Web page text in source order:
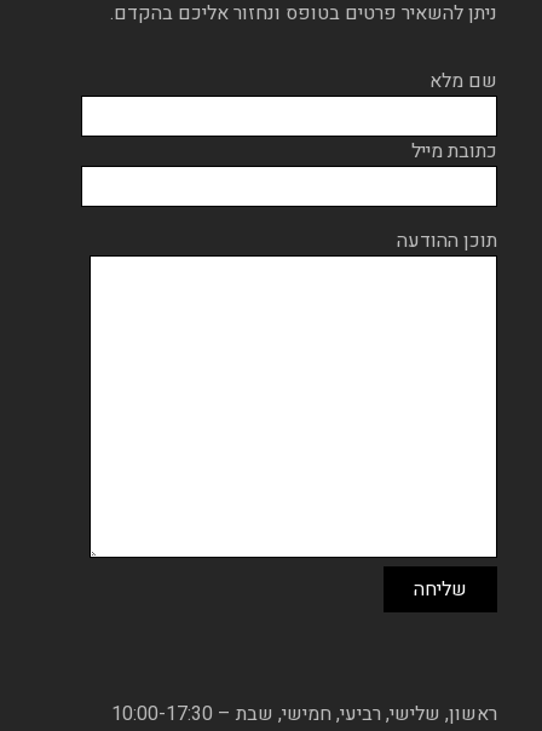
ניתן להשאיר פרטים בטופס ונחזור אליכם בהקדם.
שם מלא
כתובת מייל
תוכן ההודעה
ראשון, שלישי, רביעי, חמישי, שבת – 10:00-17:30